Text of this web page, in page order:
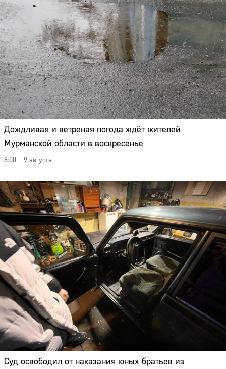
Дождливая и ветреная погода ждёт жителей
Мурманской области в воскресенье
8:00 – 9 августа
Суд освободил от наказания юных братьев из